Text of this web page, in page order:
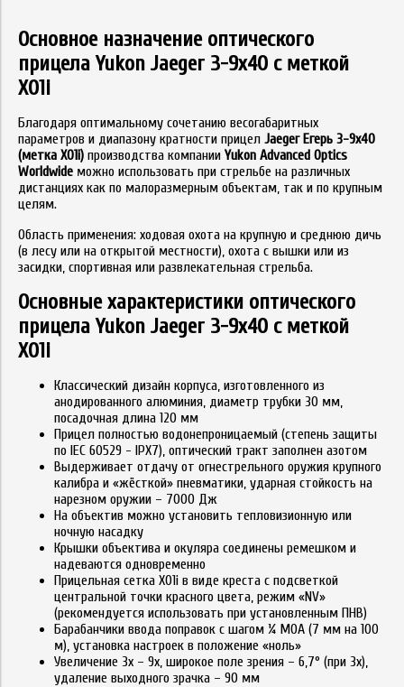
Основное назначение оптического
прицела Yukon Jaeger 3-9x40 с меткой
X01i
Благодаря оптимальному сочетанию весогабаритных
параметров и диапазону кратности прицел Jaeger Егерь 3-9х40
(метка X01i) производства компании Yukon Advanced Optics
Worldwide можно использовать при стрельбе на различных
дистанциях как по малоразмерным объектам, так и по крупным
целям.
Область применения: ходовая охота на крупную и среднюю дичь
(в лесу или на открытой местности), охота с вышки или из
засидки, спортивная или развлекательная стрельба.
Основные характеристики оптического
прицела Yukon Jaeger 3-9x40 с меткой
X01i
Классический дизайн корпуса, изготовленного из
анодированного алюминия, диаметр трубки 30 мм,
посадочная длина 120 мм
Прицел полностью водонепроницаемый (степень защиты
по IEC 60529 - IPX7), оптический тракт заполнен азотом
Выдерживает отдачу от огнестрельного оружия крупного
калибра и «жёсткой» пневматики, ударная стойкость на
нарезном оружии – 7000 Дж
На объектив можно установить тепловизионную или
ночную насадку
Крышки объектива и окуляра соединены ремешком и
надеваются одновременно
Прицельная сетка X01i в виде креста с подсветкой
центральной точки красного цвета, режим «NV»
(рекомендуется использовать при установленным ПНВ)
Барабанчики ввода поправок с шагом ¼ MOA (7 мм на 100
м), установка настроек в положение «ноль»
Увеличение 3х – 9х, широкое поле зрения – 6,7° (при 3х),
удаление выходного зрачка – 90 мм